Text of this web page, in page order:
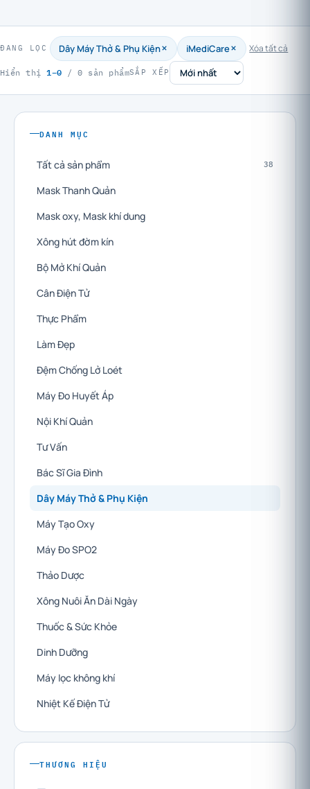
ĐANG LỌC Dây Máy Thở & Phụ Kiện iMediCare Xóa tất cả
Hiển thị1–0 / 0 sản phẩmSẮP XẾP
DANH MỤC
Tất cả sản phẩm 38
Mask Thanh Quản
Mask oxy, Mask khí dung
Xông hút đờm kín
Bộ Mở Khí Quản
Cân Điện Tử
Thực Phẩm
Làm Đẹp
Đệm Chống Lở Loét
Máy Đo Huyết Áp
Nội Khí Quản
Tư Vấn
Bác Sĩ Gia Đình
Dây Máy Thở & Phụ Kiện
Máy Tạo Oxy
Máy Đo SPO2
Thảo Dược
Xông Nuôi Ăn Dài Ngày
Thuốc & Sức Khỏe
Dinh Dưỡng
Máy lọc không khí
Nhiệt Kế Điện Tử
THƯƠNG HIỆU